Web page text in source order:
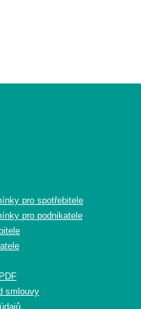
pro spotřebitele
pro podnikatele
smlouvy